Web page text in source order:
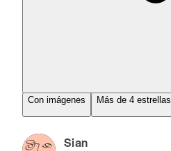
Con imágenes Más de 4 estrellas
Sian